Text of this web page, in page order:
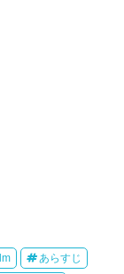
あらすじ